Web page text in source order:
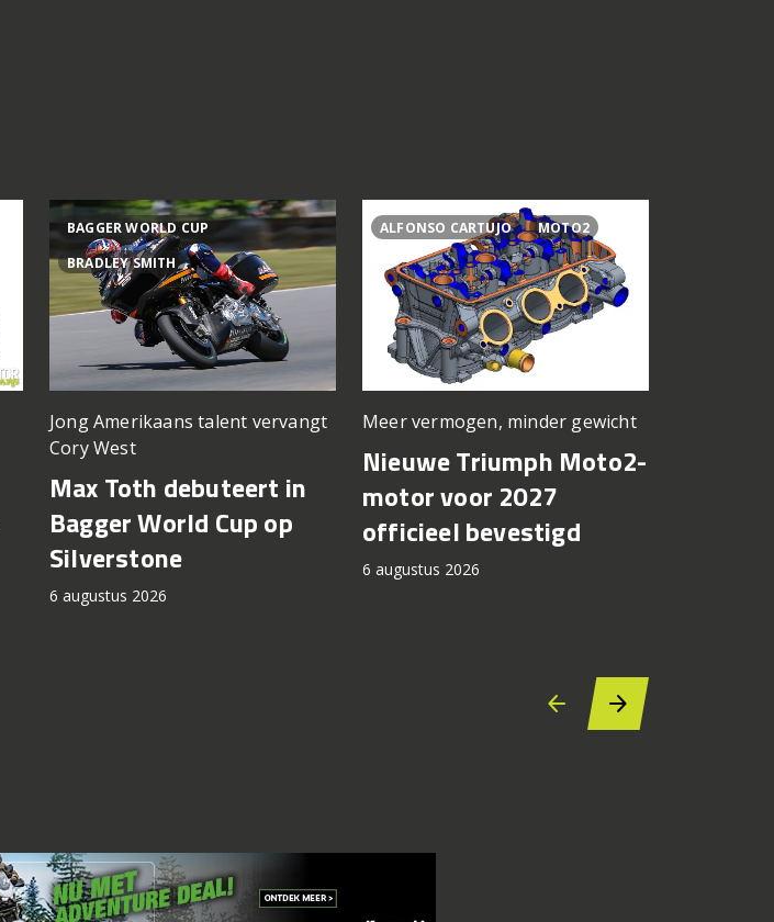
BAGGER WORLD CUP
BRADLEY SMITH
Jong Amerikaans talent vervangt
Cory West
Max Toth debuteert in
Bagger World Cup op
Silverstone
6 augustus 2026
ALFONSO CARTUJO MOTO2
Meer vermogen, minder gewicht
Nieuwe Triumph Moto2-
motor voor 2027
officieel bevestigd
6 augustus 2026